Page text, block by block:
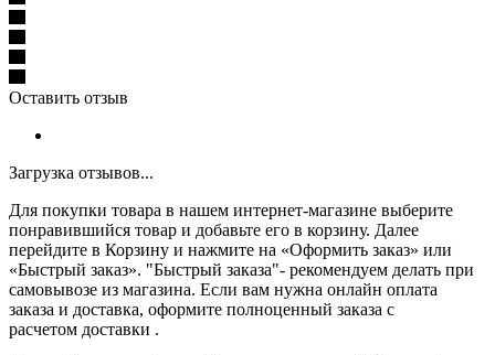
Оставить отзыв
Загрузка отзывов...
Для покупки товара в нашем интернет-магазине выберите
понравившийся товар и добавьте его в корзину. Далее
перейдите в Корзину и нажмите на «Оформить заказ» или
«Быстрый заказ». "Быстрый заказа"- рекомендуем делать при
самовывозе из магазина. Если вам нужна онлайн оплата
заказа и доставка, оформите полноценный заказа с
расчетом доставки .